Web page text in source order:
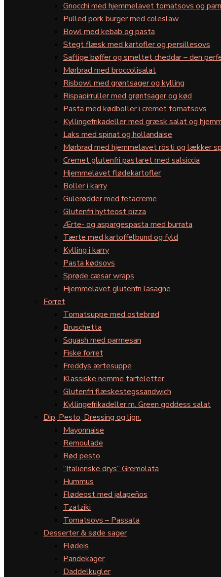
Gnocchi med hjemmelavet tomatsovs og
Pulled pork burger med coleslaw
Bowl med kebab og pasta
Stegt flæsk med kartofler og persillesovs
Saftige bøffer og smeltet cheddar – den
Mørbrad med broccolisalat
Risbowl med grøntsager og kylling
Rispapirruller med grøntsager og kød
Pasta med kødboller i cremet tomatsovs
Kyllingefrikadeller med græsk salat og
Laks med spinat og hollandaise
Mørbrad med hjemmelavet rösti og lækker
Cremet glutenfri pastaret med salsiccia
Hjemmelavet flødekartofler
Boller i karry
Gulerødder med fetacreme
Glutenfri hytteost pizza
Ærte- og aspargespasta med burrata
Tærte med kartoffelbund og fyld
Kylling i karry
Pasta kødsovs
Sprøde cæsar wraps
Hjemmelavet glutenfri lasagne
Forret
Tomatsuppe med ostebrød
Bruschetta
Squash med parmesan
Fiske forret
Freddys ærtesuppe
Klassiske nemme tarteletter
Glutenfri flæskestegssandwich
Kyllingefrikadeller m. Green goddess salat
Dip, Pesto, Dressing og lign.
Mayonnaise
Remoulade
Rød pesto
“Italienske drys” Gremolata
Hummus
Flødeost med jalapeños
Tzatziki
Tomatsovs – Passata
Desserter & søde sager
Flødeis
Pandekager
Daddelkugler